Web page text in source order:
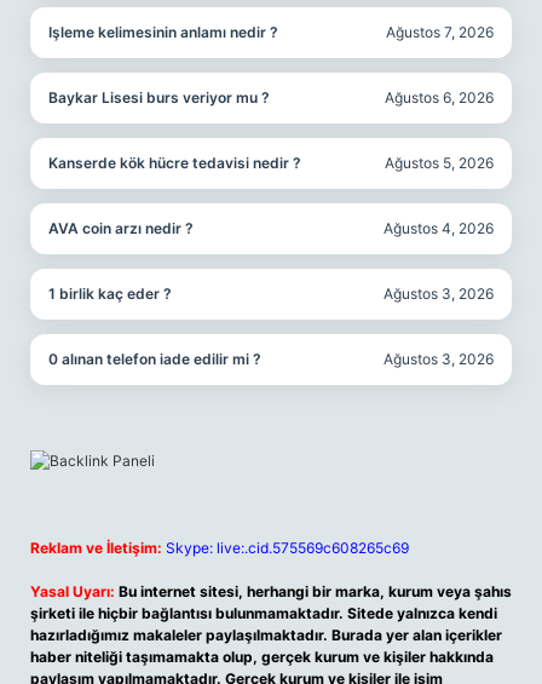
Işleme kelimesinin anlamı nedir ? Ağustos 7, 2026
Baykar Lisesi burs veriyor mu ? Ağustos 6, 2026
Kanserde kök hücre tedavisi nedir ? Ağustos 5, 2026
AVA coin arzı nedir ? Ağustos 4, 2026
1 birlik kaç eder ? Ağustos 3, 2026
0 alınan telefon iade edilir mi ? Ağustos 3, 2026
Reklam ve İletişim: Skype: live:.cid.575569c608265c69
Yasal Uyarı: Bu internet sitesi, herhangi bir marka, kurum veya şahıs
şirketi ile hiçbir bağlantısı bulunmamaktadır. Sitede yalnızca kendi
hazırladığımız makaleler paylaşılmaktadır. Burada yer alan içerikler
haber niteliği taşımamakta olup, gerçek kurum ve kişiler hakkında
paylaşım yapılmamaktadır. Gerçek kurum ve kişiler ile isim